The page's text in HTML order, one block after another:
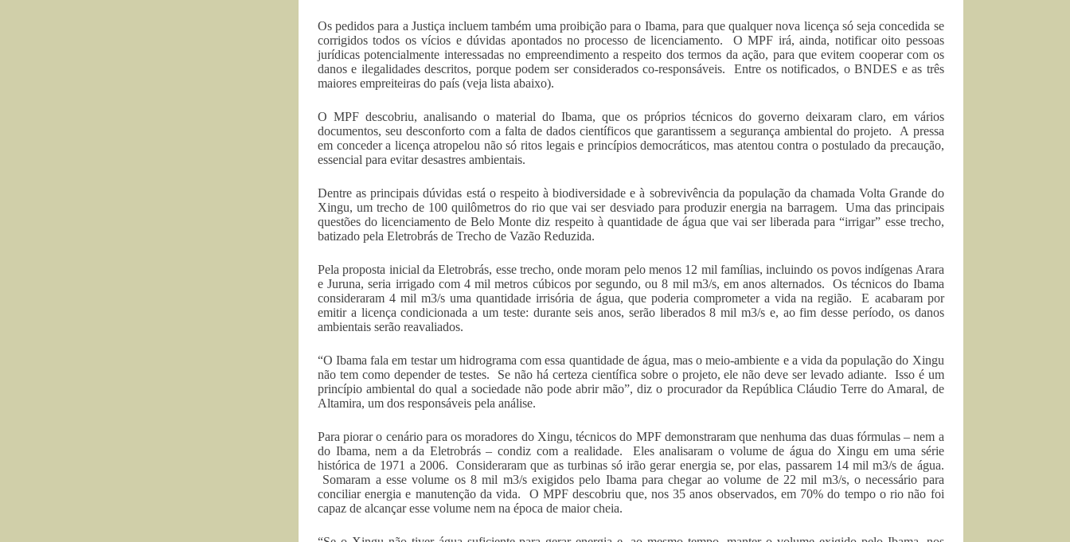
Os pedidos para a Justiça incluem também uma proibição para o Ibama, para que qualquer nova licença só seja concedida se
corrigidos todos os vícios e dúvidas apontados no processo de licenciamento. O MPF irá, ainda, notificar oito pessoas
jurídicas potencialmente interessadas no empreendimento a respeito dos termos da ação, para que evitem cooperar com os
danos e ilegalidades descritos, porque podem ser considerados co-responsáveis. Entre os notificados, o BNDES e as três
maiores empreiteiras do país (veja lista abaixo).
O MPF descobriu, analisando o material do Ibama, que os próprios técnicos do governo deixaram claro, em vários
documentos, seu desconforto com a falta de dados científicos que garantissem a segurança ambiental do projeto. A pressa
em conceder a licença atropelou não só ritos legais e princípios democráticos, mas atentou contra o postulado da precaução,
essencial para evitar desastres ambientais.
Dentre as principais dúvidas está o respeito à biodiversidade e à sobrevivência da população da chamada Volta Grande do
Xingu, um trecho de 100 quilômetros do rio que vai ser desviado para produzir energia na barragem. Uma das principais
questões do licenciamento de Belo Monte diz respeito à quantidade de água que vai ser liberada para “irrigar” esse trecho,
batizado pela Eletrobrás de Trecho de Vazão Reduzida.
Pela proposta inicial da Eletrobrás, esse trecho, onde moram pelo menos 12 mil famílias, incluindo os povos indígenas Arara
e Juruna, seria irrigado com 4 mil metros cúbicos por segundo, ou 8 mil m3/s, em anos alternados. Os técnicos do Ibama
consideraram 4 mil m3/s uma quantidade irrisória de água, que poderia comprometer a vida na região. E acabaram por
emitir a licença condicionada a um teste: durante seis anos, serão liberados 8 mil m3/s e, ao fim desse período, os danos
ambientais serão reavaliados.
“O Ibama fala em testar um hidrograma com essa quantidade de água, mas o meio-ambiente e a vida da população do Xingu
não tem como depender de testes. Se não há certeza científica sobre o projeto, ele não deve ser levado adiante. Isso é um
princípio ambiental do qual a sociedade não pode abrir mão”, diz o procurador da República Cláudio Terre do Amaral, de
Altamira, um dos responsáveis pela análise.
Para piorar o cenário para os moradores do Xingu, técnicos do MPF demonstraram que nenhuma das duas fórmulas – nem a
do Ibama, nem a da Eletrobrás – condiz com a realidade. Eles analisaram o volume de água do Xingu em uma série
histórica de 1971 a 2006. Consideraram que as turbinas só irão gerar energia se, por elas, passarem 14 mil m3/s de água.
Somaram a esse volume os 8 mil m3/s exigidos pelo Ibama para chegar ao volume de 22 mil m3/s, o necessário para
conciliar energia e manutenção da vida. O MPF descobriu que, nos 35 anos observados, em 70% do tempo o rio não foi
capaz de alcançar esse volume nem na época de maior cheia.